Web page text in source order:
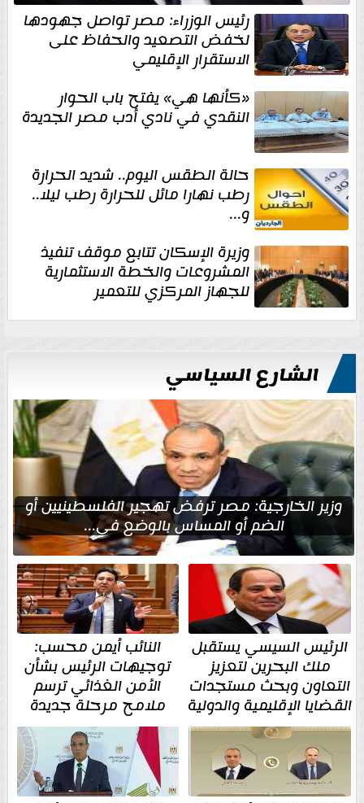
رئيس الوزراء: مصر تواصل جهودها
لخفض التصعيد والحفاظ على
الاستقرار الإقليمي
«كأنها هي» يفتح باب الحوار
النقدي في نادي أدب مصر الجديدة
حالة الطقس اليوم.. شديد الحرارة
رطب نهارا مائل للحرارة رطب ليلا..
و...
وزيرة الإسكان تتابع موقف تنفيذ
المشروعات والخطة الاستثمارية
للجهاز المركزي للتعمير
الشارع السياسي
وزير الخارجية: مصر ترفض تهجير الفلسطينيين أو
الضم أو المساس بالوضع في...
الرئيس السيسي يستقبل
ملك البحرين لتعزيز
التعاون وبحث مستجدات
القضايا الإقليمية والدولية
النائب أيمن محسب:
توجيهات الرئيس بشأن
الأمن الغذائي ترسم
ملامح مرحلة جديدة